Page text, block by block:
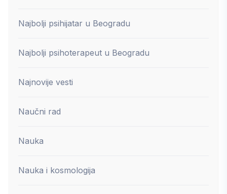
Najbolji psihijatar u Beogradu
Najbolji psihoterapeut u Beogradu
Najnovije vesti
Naučni rad
Nauka
Nauka i kosmologija